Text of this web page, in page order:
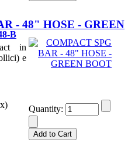
- 48" HOSE - GREEN
B
in
e
Quantity: